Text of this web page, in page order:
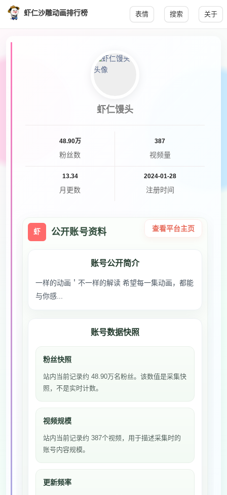
虾仁沙雕动画排行榜 表情 搜索 关于
虾仁馒头
48.90万
粉丝数
387
视频量
13.34
月更数
2024-01-28
注册时间
虾 公开账号资料 查看平台主页
账号公开简介
一样的动画＇不一样的解读 希望每一集动画，都能
与你感...
账号数据快照
粉丝快照
站内当前记录约 48.90万名粉丝。该数值是采集快
照，不是实时计数。
视频规模
站内当前记录约 387个视频，用于描述采集时的
账号内容规模。
更新频率